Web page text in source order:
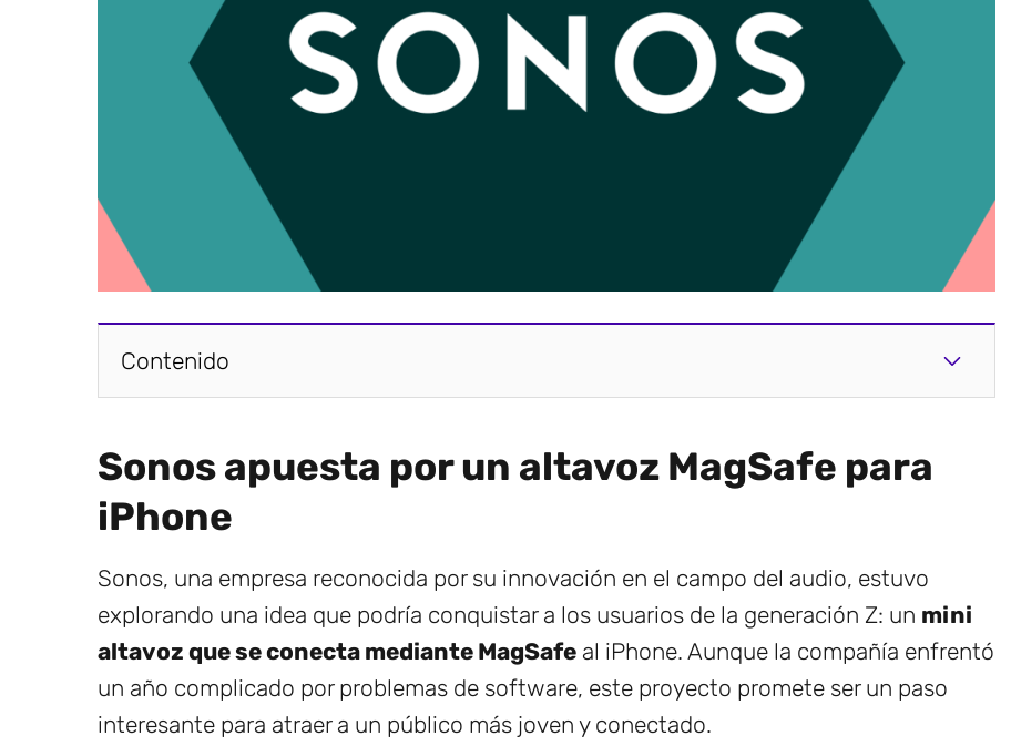
Contenido
Sonos apuesta por un altavoz MagSafe para
iPhone
Sonos, una empresa reconocida por su innovación en el campo del audio, estuvo
explorando una idea que podría conquistar a los usuarios de la generación Z: un mini
altavoz que se conecta mediante MagSafe al iPhone. Aunque la compañía enfrentó
un año complicado por problemas de software, este proyecto promete ser un paso
interesante para atraer a un público más joven y conectado.